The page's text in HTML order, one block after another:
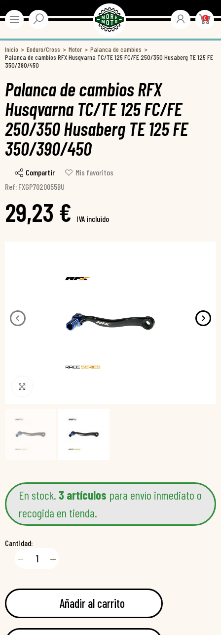
0
Inicio Enduro/Cross Motor
Palanca de cambios
Palanca de cambios RFX Husqvarna TC/TE 125 FC/FE 250/350 Husaberg TE 125 FE
350/390/450
Palanca de cambios RFX
Husqvarna TC/TE 125 FC/FE
250/350 Husaberg TE 125 FE
350/390/450
Compartir
Mis favoritos
Ref: FXGP7020055BU
29,23 € IVA incluido
En stock. 3 artículos para envío inmediato o
recogida en tienda.
Cantidad:
Añadir al carrito